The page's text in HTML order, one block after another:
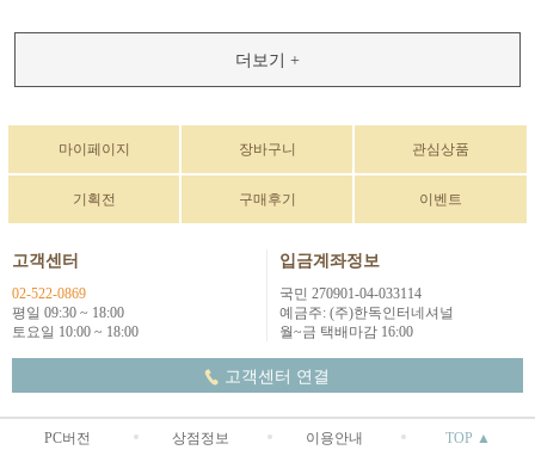
더보기 +
마이페이지 장바구니 관심상품
기획전 구매후기 이벤트
고객센터
02-522-0869
평일 09:30 ~ 18:00
토요일 10:00 ~ 18:00
입금계좌정보
국민 270901-04-033114
예금주: (주)한독인터네셔널
월~금 택배마감 16:00
고객센터 연결
PC버전 상점정보 이용안내 TOP ▲